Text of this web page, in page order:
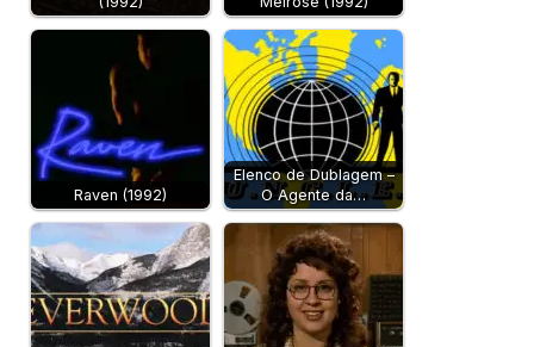
Raven (1992)
Elenco de Dublagem –
O Agente da…